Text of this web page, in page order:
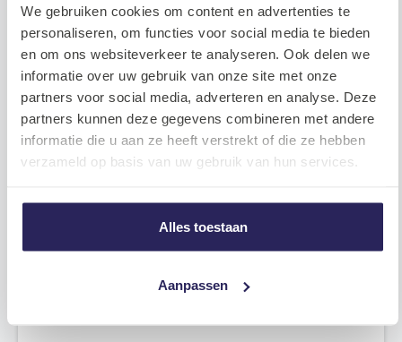
We gebruiken cookies om content en advertenties te
personaliseren, om functies voor social media te bieden
en om ons websiteverkeer te analyseren. Ook delen we
informatie over uw gebruik van onze site met onze
partners voor social media, adverteren en analyse. Deze
partners kunnen deze gegevens combineren met andere
informatie die u aan ze heeft verstrekt of die ze hebben
verzameld op basis van uw gebruik van hun services.
Alles toestaan
Aanpassen
2023.04.06 Meer lezen
Nieuws
Onze kernwaarden